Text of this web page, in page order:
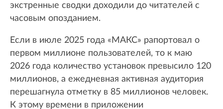
экстренные сводки доходили до читателей с
часовым опозданием.
Если в июле 2025 года «МАКС» рапортовал о
первом миллионе пользователей, то к маю
2026 года количество установок превысило 120
миллионов, а ежедневная активная аудитория
перешагнула отметку в 85 миллионов человек.
К этому времени в приложении